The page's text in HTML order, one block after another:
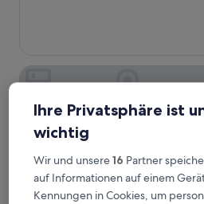
Ihre Privatsphäre ist
wichtig
Wir und unsere16 Partner
auf Informationen auf einem
Kennungen in Cookies, um